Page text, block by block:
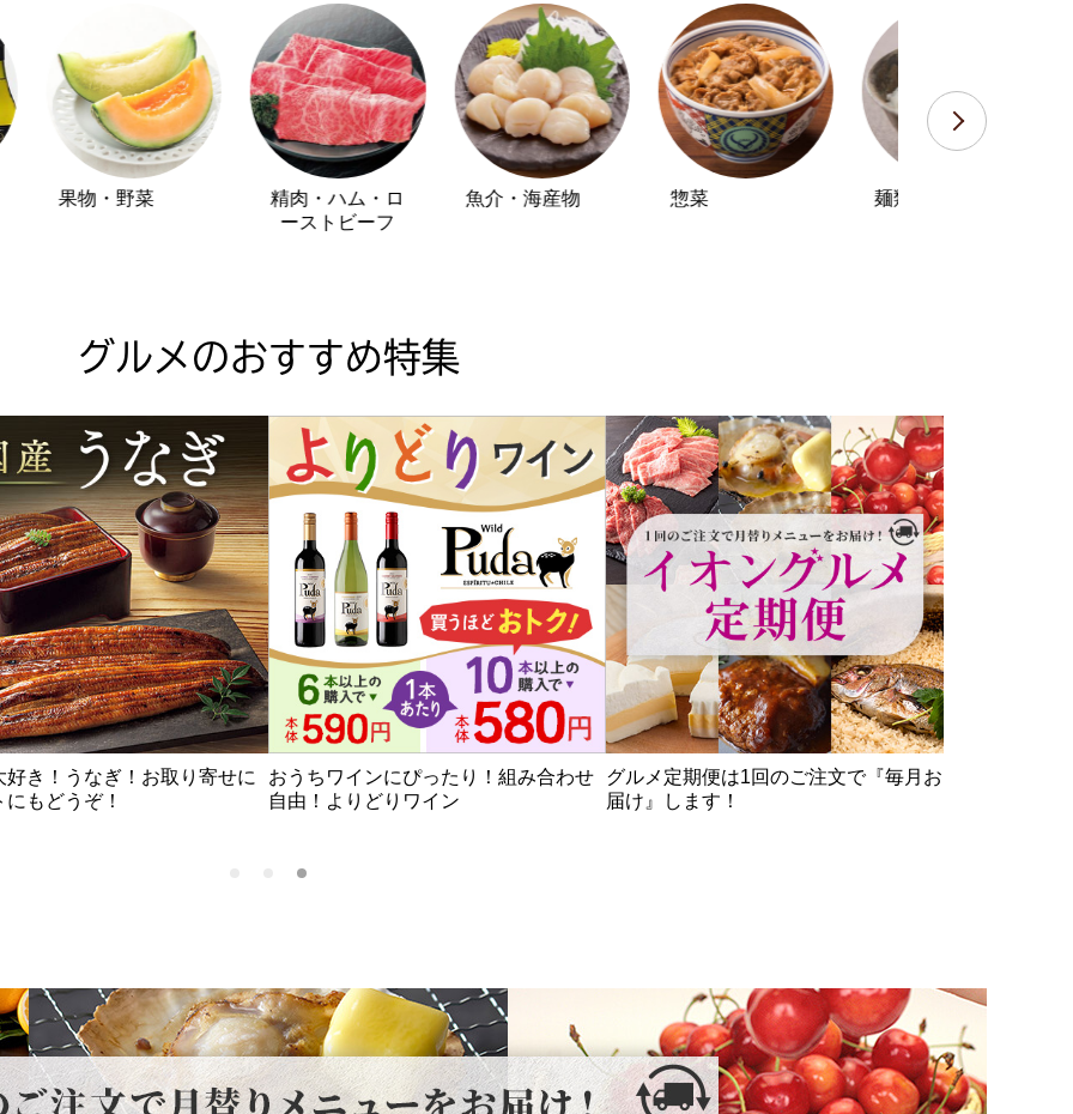
果物・野菜
精肉・ハム・ロ
ーストビーフ
魚介・海産物 惣菜 麺類・米・パン
グルメのおすすめ特集
好き！うなぎ！お取り寄せに
もどうぞ！
おうちワインにぴったり！組み合わせ
自由！よりどりワイン
グルメ定期便は1回のご注文で『毎月お
届け』します！